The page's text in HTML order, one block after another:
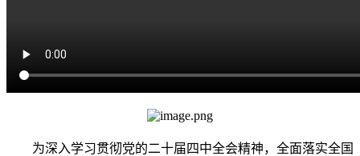
为深入学习贯彻党的二十届四中全会精神，全面落实全国